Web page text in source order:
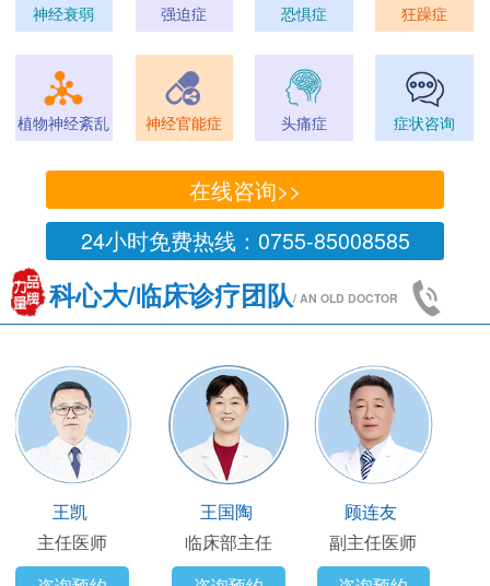
神经衰弱 强迫症 恐惧症 狂躁症
植物神经紊乱 神经官能症 头痛症 症状咨询
在线咨询>>
24小时免费热线：0755-85008585
科心大/临床诊疗团队/ AN OLD DOCTOR
王凯
主任医师
王国陶
临床部主任
顾连友
副主任医师